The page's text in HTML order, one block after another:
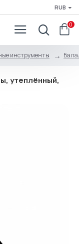
RUB
0
инструменты
утеплённый,